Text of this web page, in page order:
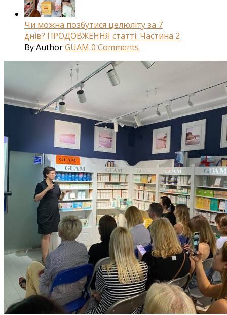
Чи можна позбутися целюліту за 7
днів? ПРОДОВЖЕННЯ статті. Частина 2
ByAuthorGUAM 0 Comments